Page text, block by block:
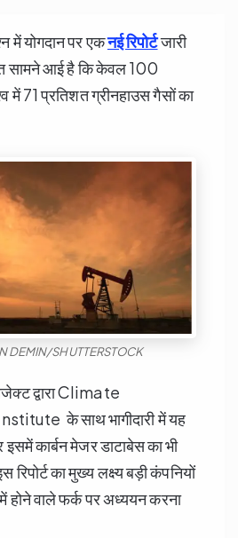
में योगदान पर एकनई रिपोर्टजारी
सामने आई है कि केवल 100
में 71 प्रतिशत ग्रीनहाउस गैसों का
DEMIN/SHUTTERSTOCK
द्वारा Climate
के साथ भागीदारी में यह
कार्बन मेजर डाटाबेस का भी
रिपोर्ट का मुख्य लक्ष्य बड़ी कंपनियों
में होने वाले फर्क पर अध्ययन करना